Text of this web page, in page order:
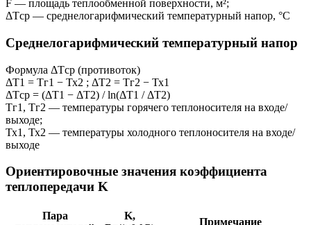
F — площадь теплообменной поверхности, м²;
ΔTср — среднелогарифмический температурный напор, °C
Среднелогарифмический температурный напор
Формула ΔTср (противоток)
ΔT1 = Tг1 − Тх2 ; ΔT2 = Tг2 − Тх1
ΔTср = (ΔT1 − ΔT2) / ln(ΔT1 / ΔT2)
Tг1, Tг2 — температуры горячего теплоносителя на входе/
выходе;
Тх1, Тх2 — температуры холодного теплоносителя на входе/
выходе
Ориентировочные значения коэффициента
теплопередачи K
Пара
K,
Примечание